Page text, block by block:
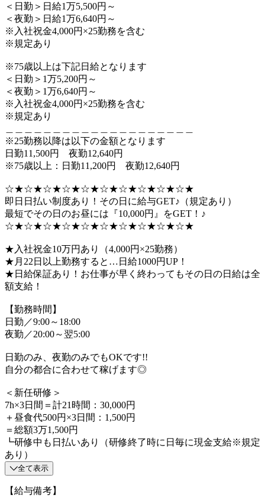
＜日勤＞日給1万5,500円～
＜夜勤＞日給1万6,640円～
※入社祝金4,000円×25勤務を含む
※規定あり
※75歳以上は下記日給となります
＜日勤＞1万5,200円～
＜夜勤＞1万6,640円～
※入社祝金4,000円×25勤務を含む
※規定あり
※25勤務以降は以下の金額となります
日勤11,500円 夜勤12,640円
※75歳以上：日勤11,200円 夜勤12,640円
☆★☆★☆★☆★☆★☆★☆★☆★☆★☆★
即日日払い制度あり！その日に給与GET♪（規定あり）
最短でその日のお昼には『10,000円』をGET！♪
☆★☆★☆★☆★☆★☆★☆★☆★☆★☆★
★入社祝金10万円あり（4,000円×25勤務）
★月22日以上勤務すると…日給1000円UP！
★日給保証あり！お仕事が早く終わってもその日の日給は全
額支給！
【勤務時間】
日勤／9:00～18:00
夜勤／20:00～翌5:00
日勤のみ、夜勤のみでもOKです!!
自分の都合に合わせて稼げます◎
＜新任研修＞
7h×3日間＝計21時間：30,000円
＋昼食代500円×3日間：1,500円
＝総額3万1,500円
┗研修中も日払いあり（研修終了時に日毎に現金支給※規定
あり）
全て表示
【給与備考】